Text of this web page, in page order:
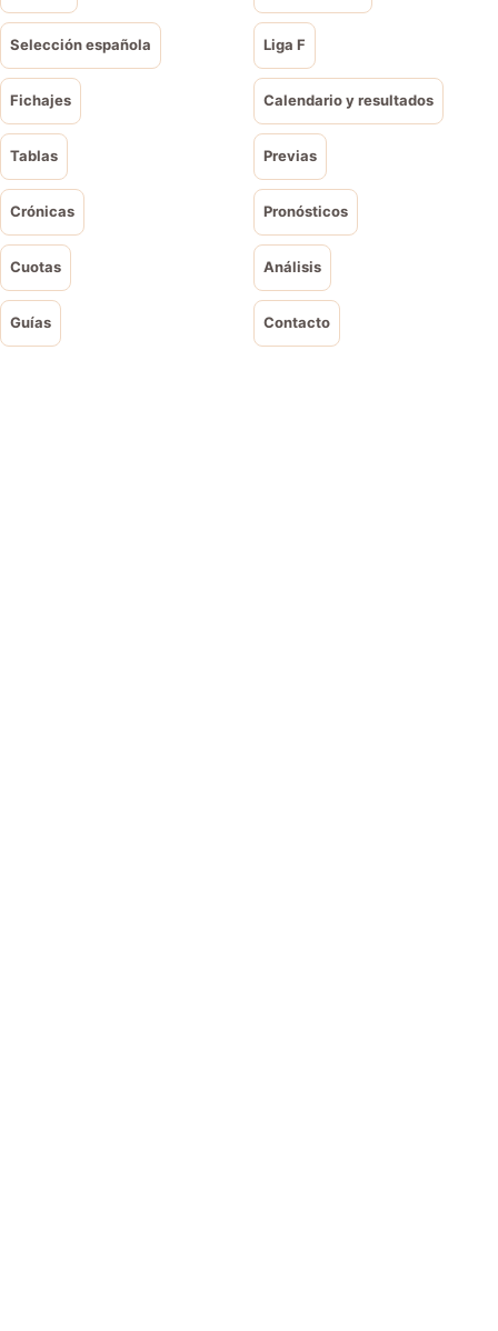
Selección española Liga F
Fichajes Calendario y resultados
Tablas Previas
Crónicas Pronósticos
Cuotas Análisis
Guías Contacto